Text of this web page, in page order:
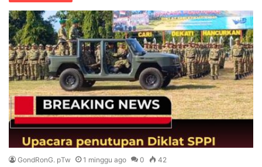
GondRonG. pTw 1 minggu ago 0 42